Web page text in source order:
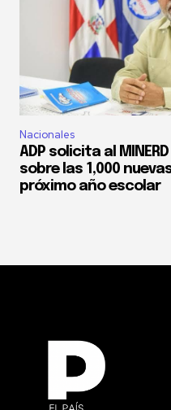
Nacionales
ADP solicita al
sobre las 1,000
próximo año escolar